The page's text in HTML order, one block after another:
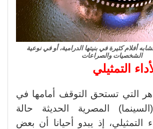
أفلام كثيرة في بنيتها الدرامية، أو في نوعية
الشخصيات والصراعات
التمثيلي
التي تستحق التوقف أمامها في
المصرية الحديثة حالة
التمثيلي، إذ يبدو أحيانا أن بعض